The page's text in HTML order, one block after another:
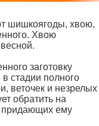
шишкоягоды, хвою,
Хвою
заготовку
стадии полного
веточек и незрелых
обратить на
придающих ему